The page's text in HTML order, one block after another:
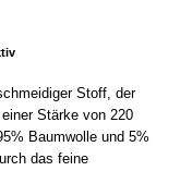
Stoff, der
Stärke von 220
Baumwolle und 5%
das feine